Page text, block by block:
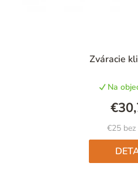
Zváracie
je
z
5
Na
€25 bez